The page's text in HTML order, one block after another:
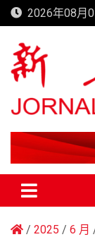
Skip
to
content
2026年08月
新華澳報
2025 6 月